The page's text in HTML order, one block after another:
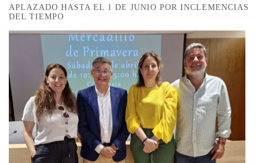
APLAZADO HASTA EL 1 DE JUNIO POR INCLEMENCIAS
DEL TIEMPO